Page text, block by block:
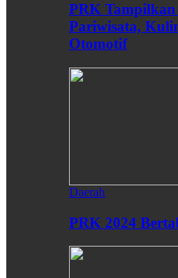
PRK Tampilkan
Pariwisata,
Otomotif
Daerah
PRK 2024